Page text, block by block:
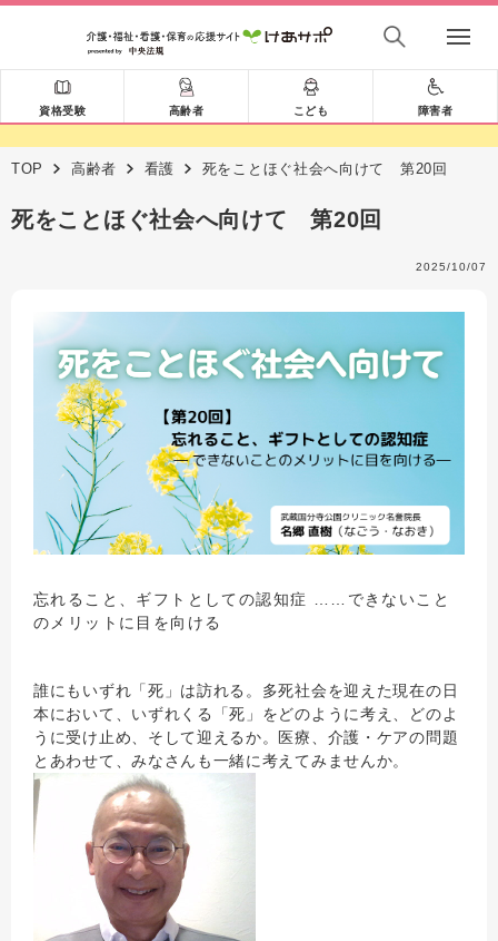
資格受験 高齢者 こども 障害者
TOP 高齢者 看護 死をことほぐ社会へ向けて 第20回
死をことほぐ社会へ向けて 第20回
2025/10/07
忘れること、ギフトとしての認知症 ……できないこと
のメリットに目を向ける
誰にもいずれ「死」は訪れる。多死社会を迎えた現在の日
本において、いずれくる「死」をどのように考え、どのよ
うに受け止め、そして迎えるか。医療、介護・ケアの問題
とあわせて、みなさんも一緒に考えてみませんか。